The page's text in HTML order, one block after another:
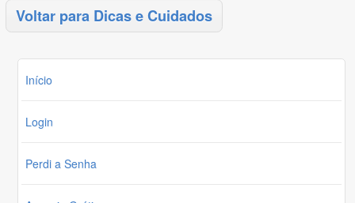
Voltar para Dicas e Cuidados
Início
Login
Perdi a Senha